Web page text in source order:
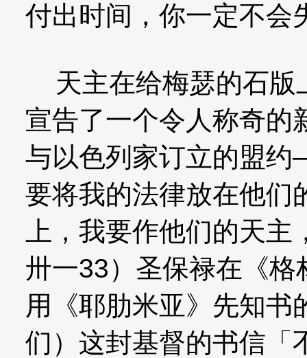
付出时间，你一定不会
天主在给梅瑟的石版
宣告了一个令人称奇的
与以色列家订立的盟
要将我的法律放在他们
上，我要作他们的天
卅一33）圣保禄在《
用《耶肋米亚》先知书
们）这封基督的书信「